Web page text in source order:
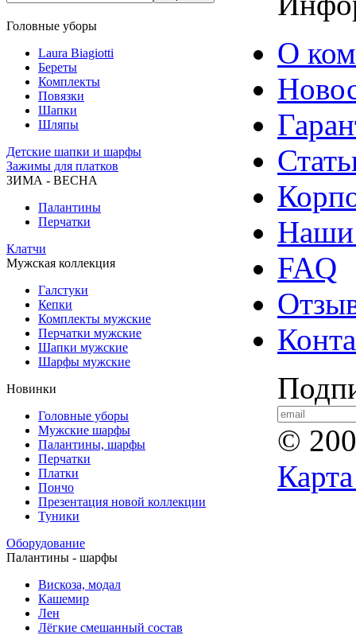
Головные уборы
Laura Biagiotti
Береты
Комплекты
Повязки
Шапки
Шляпы
Детские шапки и шарфы
Зажимы для платков
ЗИМА - ВЕСНА
Палантины
Перчатки
Клатчи
Мужская коллекция
Галстуки
Кепки
Комплекты мужские
Перчатки мужские
Шапки мужские
Шарфы мужские
Новинки
Головные уборы
Мужские шарфы
Палантины, шарфы
Перчатки
Платки
Пончо
Презентация новой коллекции
Туники
Оборудование
Палантины - шарфы
Вискоза, модал
Кашемир
Лен
Лёгкие смешанный состав
О
Наши
FAQ
©